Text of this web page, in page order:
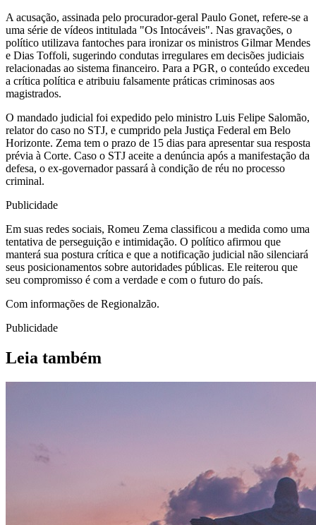
A acusação, assinada pelo procurador-geral Paulo Gonet, refere-se a
uma série de vídeos intitulada "Os Intocáveis". Nas gravações, o
político utilizava fantoches para ironizar os ministros Gilmar Mendes
e Dias Toffoli, sugerindo condutas irregulares em decisões judiciais
relacionadas ao sistema financeiro. Para a PGR, o conteúdo excedeu
a crítica política e atribuiu falsamente práticas criminosas aos
magistrados.
O mandado judicial foi expedido pelo ministro Luis Felipe Salomão,
relator do caso no STJ, e cumprido pela Justiça Federal em Belo
Horizonte. Zema tem o prazo de 15 dias para apresentar sua resposta
prévia à Corte. Caso o STJ aceite a denúncia após a manifestação da
defesa, o ex-governador passará à condição de réu no processo
criminal.
Publicidade
Em suas redes sociais, Romeu Zema classificou a medida como uma
tentativa de perseguição e intimidação. O político afirmou que
manterá sua postura crítica e que a notificação judicial não silenciará
seus posicionamentos sobre autoridades públicas. Ele reiterou que
seu compromisso é com a verdade e com o futuro do país.
Com informações de Regionalzão.
Publicidade
Leia também